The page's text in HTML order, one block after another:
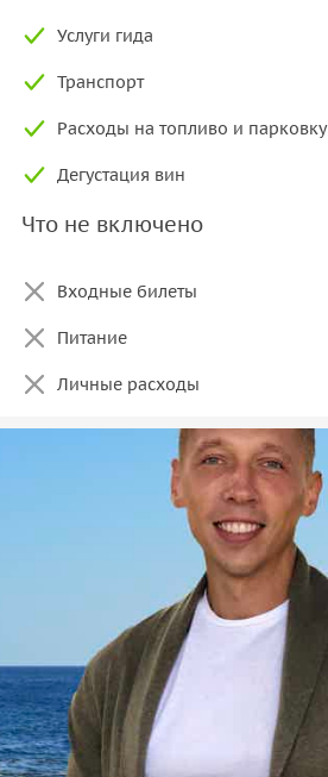
Услуги гида
Транспорт
Расходы на топливо и парковку
Дегустация вин
Что не включено
Входные билеты
Питание
Личные расходы